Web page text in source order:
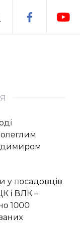
у посадовців
і ВЛК –
1000